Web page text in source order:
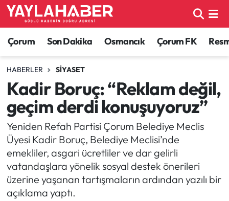
Çorum Son Dakika Osmancık Çorum FK
HABERLER SIYASET
Kadir Boruç: “Reklam değil,
geçim derdi konuşuyoruz”
Yeniden Refah Partisi Çorum Belediye Meclis
Üyesi Kadir Boruç, Belediye Meclisi’nde
emekliler, asgari ücretliler ve dar gelirli
vatandaşlara yönelik sosyal destek önerileri
üzerine yaşanan tartışmaların ardından yazılı bir
açıklama yaptı.
Alaca Haberleri
Bayat Haberleri
Bilgi - Keşfet Haberleri
Bilim ve Teknoloji
Boğazkale Haberleri
Çorum Haberleri
Çorum Son Dakika Haberleri
Çorum Nöbetçi Eczaneler
Çorum Hava Durumu
Çorum Namaz Vakitleri
Çorum Trafik Yoğunluk Haritası
TFF 1.Lig Puan Durumu ve Fikstür
Tüm Manşetler
Son Dakika Haberleri